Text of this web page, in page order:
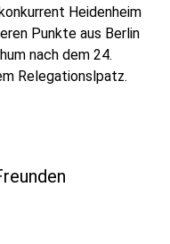
Heidenheim
Punkte aus Berlin
nach dem 24.
Relegationslpatz.